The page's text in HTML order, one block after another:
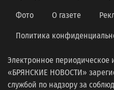
Фото О газете
Политика
Электронное периодическое
«БРЯНСКИЕ НОВОСТИ»
службой по надзору за